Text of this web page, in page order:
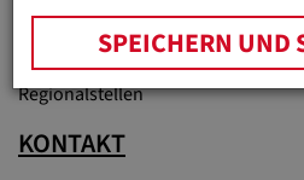
Materialien & Downloads
Partnerunternehmen
Regionalstellen
KONTAKT
SPEICHERN UND